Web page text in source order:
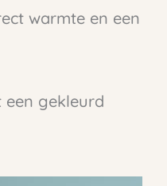
warmte en een
een gekleurd